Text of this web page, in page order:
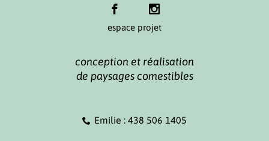
espace projet
conception et réalisation
de paysages comestibles
Emilie : 438 506 1405